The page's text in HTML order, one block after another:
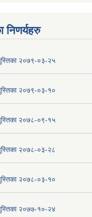
निणर्यहरु
२०७९-०३-२५
२०७९-०३-१०
२०७८-०९-१५
२०७८-०३-२८
२०७८-०३-१०
२०७७-१०-२४